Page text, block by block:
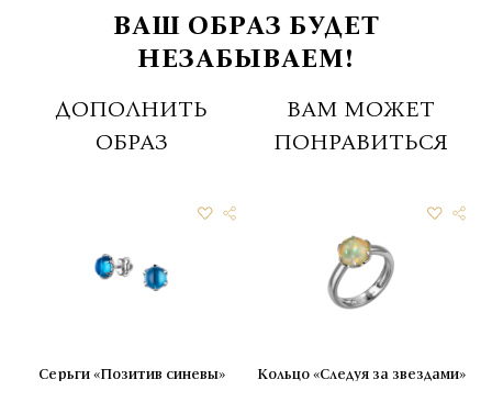
ВАШ ОБРАЗ БУДЕТ
НЕЗАБЫВАЕМ!
ДОПОЛНИТЬ
ОБРАЗ
Серьги «Позитив синевы»
ВАМ МОЖЕТ
ПОНРАВИТЬСЯ
Кольцо «Следуя за звездами»